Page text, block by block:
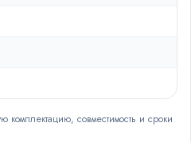
комплектацию, совместимость и сроки